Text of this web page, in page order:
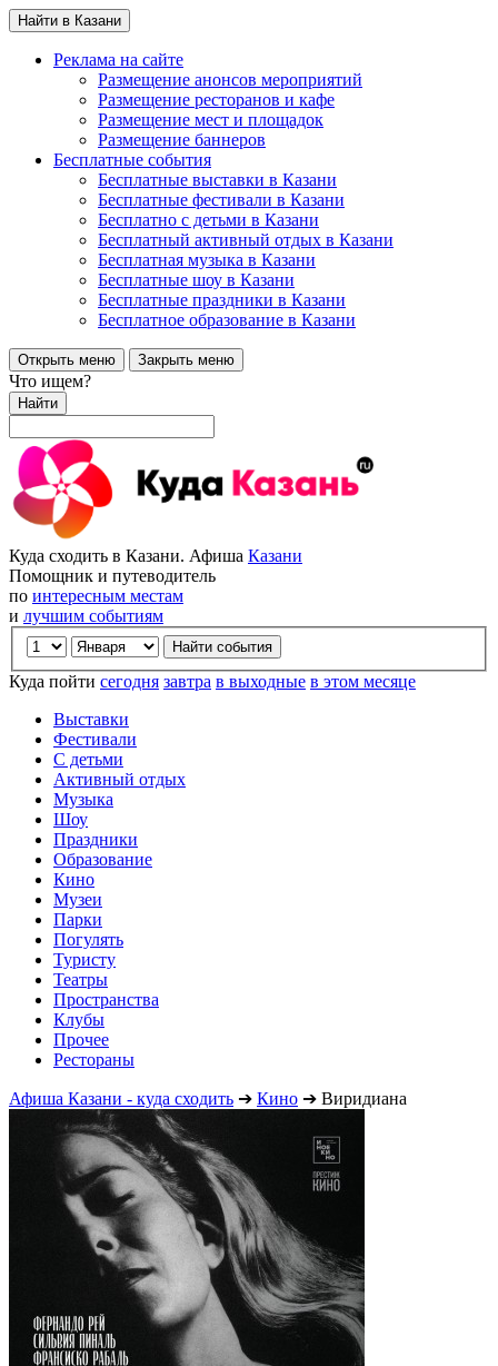
Найти в Казани
Реклама на сайте
Размещение анонсов мероприятий
Размещение ресторанов и кафе
Размещение мест и площадок
Размещение баннеров
Бесплатные события
Бесплатные выставки в Казани
Бесплатные фестивали в Казани
Бесплатно с детьми в Казани
Бесплатный активный отдых в Казани
Бесплатная музыка в Казани
Бесплатные шоу в Казани
Бесплатные праздники в Казани
Бесплатное образование в Казани
Открыть меню Закрыть меню
Что ищем?
Найти
Куда сходить в Казани. Афиша Казани
Помощник и путеводитель
по интересным местам
и лучшим событиям
Куда пойти сегодня завтра в выходные в этом месяце
Выставки
Фестивали
С детьми
Активный отдых
Музыка
Шоу
Праздники
Образование
Кино
Музеи
Парки
Погулять
Туристу
Театры
Пространства
Клубы
Прочее
Рестораны
Афиша Казани - куда сходить ➔ Кино ➔ Виридиана